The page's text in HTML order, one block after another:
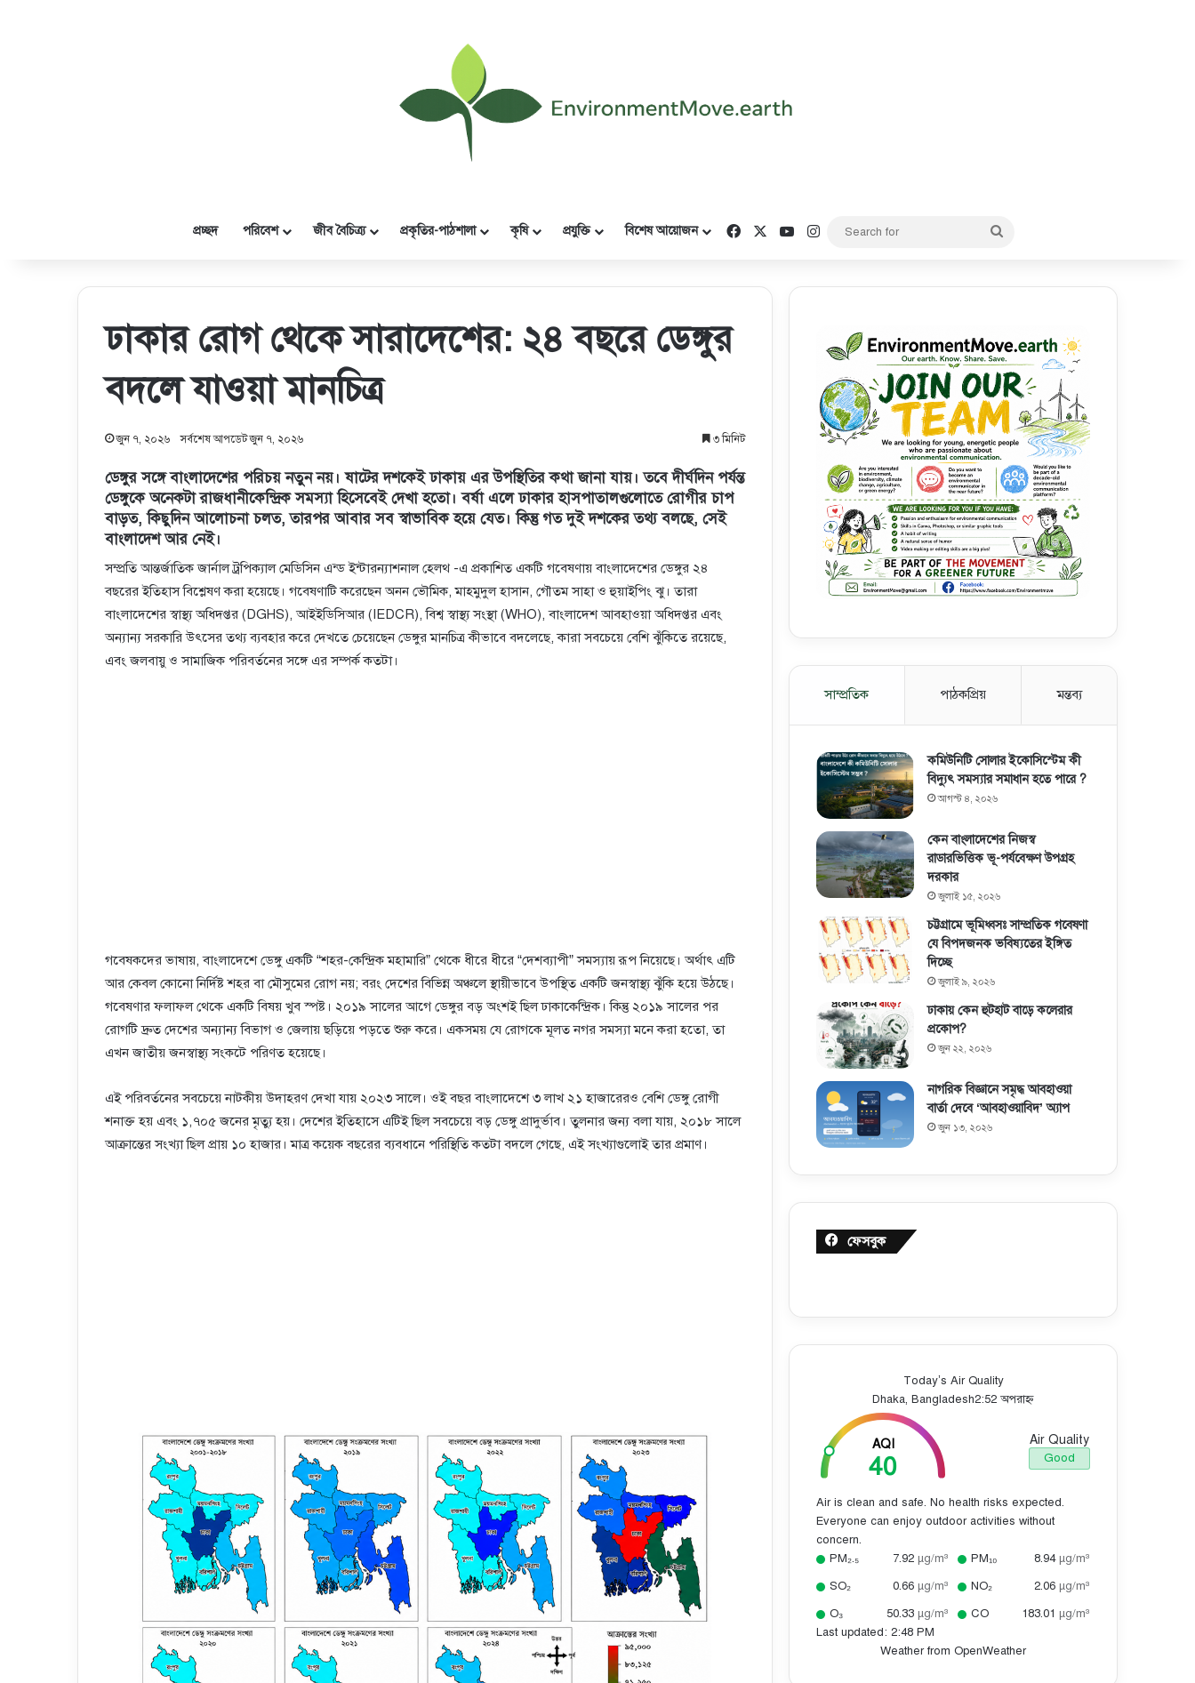
প্রচ্ছদ পরিবেশ জীব বৈচিত্র্য প্রকৃতির-পাঠশালা কৃষি প্রযুক্তি বিশেষ আয়োজন FacebookYouTube
Instagram
ঢাকার রোগ থেকে সারাদেশের: ২৪ বছরে ডেঙ্গুর
বদলে যাওয়া মানচিত্র
জুন ৭, ২০২৬ সর্বশেষ আপডেট জুন ৭, ২০২৬ ৩ মিনিট
ডেঙ্গুর সঙ্গে বাংলাদেশের পরিচয় নতুন নয়। ষাটের দশকেই ঢাকায় এর উপস্থিতির কথা জানা যায়। তবে দীর্ঘদিন পর্যন্ত
ডেঙ্গুকে অনেকটা রাজধানীকেন্দ্রিক সমস্যা হিসেবেই দেখা হতো। বর্ষা এলে ঢাকার হাসপাতালগুলোতে রোগীর চাপ
বাড়ত, কিছুদিন আলোচনা চলত, তারপর আবার সব স্বাভাবিক হয়ে যেত। কিন্তু গত দুই দশকের তথ্য বলছে, সেই
বাংলাদেশ আর নেই।
সম্প্রতি আন্তর্জাতিক জার্নাল ট্রপিক্যাল মেডিসিন এন্ড ইন্টারন্যাশনাল হেলথ -এ প্রকাশিত একটি গবেষণায় বাংলাদেশের ডেঙ্গুর ২৪
বছরের ইতিহাস বিশ্লেষণ করা হয়েছে। গবেষণাটি করেছেন অনন ভৌমিক, মাহমুদুল হাসান, গৌতম সাহা ও হুয়াইপিং ঝু। তারা
বাংলাদেশের স্বাস্থ্য অধিদপ্তর (DGHS), আইইডিসিআর (IEDCR), বিশ্ব স্বাস্থ্য সংস্থা (WHO), বাংলাদেশ আবহাওয়া অধিদপ্তর এবং
অন্যান্য সরকারি উৎসের তথ্য ব্যবহার করে দেখতে চেয়েছেন ডেঙ্গুর মানচিত্র কীভাবে বদলেছে, কারা সবচেয়ে বেশি ঝুঁকিতে রয়েছে,
এবং জলবায়ু ও সামাজিক পরিবর্তনের সঙ্গে এর সম্পর্ক কতটা।
গবেষকদের ভাষায়, বাংলাদেশে ডেঙ্গু একটি “শহর-কেন্দ্রিক মহামারি” থেকে ধীরে ধীরে “দেশব্যাপী” সমস্যায় রূপ নিয়েছে। অর্থাৎ এটি
আর কেবল কোনো নির্দিষ্ট শহর বা মৌসুমের রোগ নয়; বরং দেশের বিভিন্ন অঞ্চলে স্থায়ীভাবে উপস্থিত একটি জনস্বাস্থ্য ঝুঁকি হয়ে উঠছে।
গবেষণার ফলাফল থেকে একটি বিষয় খুব স্পষ্ট। ২০১৯ সালের আগে ডেঙ্গুর বড় অংশই ছিল ঢাকাকেন্দ্রিক। কিন্তু ২০১৯ সালের পর
রোগটি দ্রুত দেশের অন্যান্য বিভাগ ও জেলায় ছড়িয়ে পড়তে শুরু করে। একসময় যে রোগকে মূলত নগর সমস্যা মনে করা হতো, তা
এখন জাতীয় জনস্বাস্থ্য সংকটে পরিণত হয়েছে।
এই পরিবর্তনের সবচেয়ে নাটকীয় উদাহরণ দেখা যায় ২০২৩ সালে। ওই বছর বাংলাদেশে ৩ লাখ ২১ হাজারেরও বেশি ডেঙ্গু রোগী
শনাক্ত হয় এবং ১,৭০৫ জনের মৃত্যু হয়। দেশের ইতিহাসে এটিই ছিল সবচেয়ে বড় ডেঙ্গু প্রাদুর্ভাব। তুলনার জন্য বলা যায়, ২০১৮ সালে
আক্রান্তের সংখ্যা ছিল প্রায় ১০ হাজার। মাত্র কয়েক বছরের ব্যবধানে পরিস্থিতি কতটা বদলে গেছে, এই সংখ্যাগুলোই তার প্রমাণ।
সাম্প্রতিক পাঠকপ্রিয় মন্তব্য
কমিউনিটি সোলার ইকোসিস্টেম কী
বিদ্যুৎ সমস্যার সমাধান হতে পারে ?
আগস্ট ৪, ২০২৬
কেন বাংলাদেশের নিজস্ব
রাডারভিত্তিক ভূ-পর্যবেক্ষণ উপগ্রহ
দরকার
জুলাই ১৫, ২০২৬
চট্টগ্রামে ভূমিধ্বসঃ সাম্প্রতিক গবেষণা
যে বিপদজনক ভবিষ্যতের ইঙ্গিত
দিচ্ছে
জুলাই ৯, ২০২৬
ঢাকায় কেন হুটহাট বাড়ে কলেরার
প্রকোপ?
জুন ২২, ২০২৬
নাগরিক বিজ্ঞানে সমৃদ্ধ আবহাওয়া
বার্তা দেবে ‘আবহাওয়াবিদ’ অ্যাপ
জুন ১৩, ২০২৬
ফেসবুক
Today’s Air Quality
Dhaka, Bangladesh2:52 অপরাহ্ন
AQI
40
Air Quality
Good
Air is clean and safe. No health risks expected.
Everyone can enjoy outdoor activities without
concern.
PM₂.₅
7.92 µg/m³ PM₁₀ 8.94 µg/m³
SO₂
0.66 µg/m³ NO₂ 2.06 µg/m³
O₃
50.33 µg/m³ CO 183.01 µg/m³
Last updated: 2:48 PM
Weather from OpenWeather